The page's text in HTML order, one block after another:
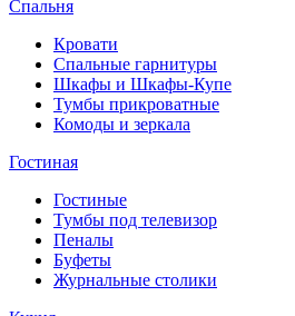
Спальня
Кровати
Спальные гарнитуры
Шкафы и Шкафы-Купе
Тумбы прикроватные
Комоды и зеркала
Гостиная
Гостиные
Тумбы под телевизор
Пеналы
Буфеты
Журнальные столики